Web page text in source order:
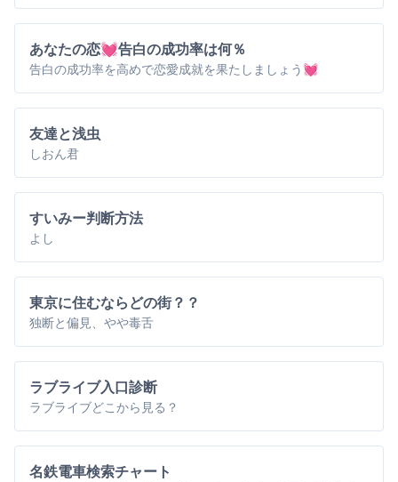
あなたの恋💓告白の成功率は何％
告白の成功率を高めで恋愛成就を果たしましょう💓
友達と浅虫
しおん君
すいみー判断方法
よし
東京に住むならどの街？？
独断と偏見、やや毒舌
ラブライブ入口診断
ラブライブどこから見る？
名鉄電車検索チャート